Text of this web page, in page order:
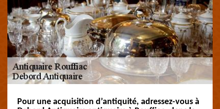
Pour une acquisition d’antiquité, adressez-vous à